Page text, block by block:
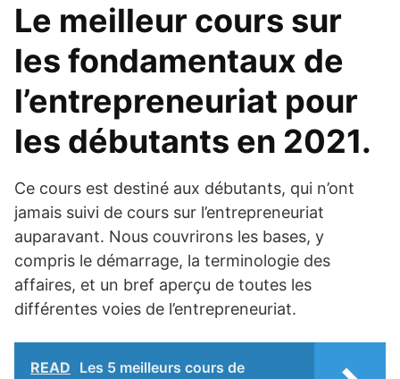
Le meilleur cours sur
les fondamentaux de
l’entrepreneuriat pour
les débutants en 2021.
Ce cours est destiné aux débutants, qui n’ont
jamais suivi de cours sur l’entrepreneuriat
auparavant. Nous couvrirons les bases, y
compris le démarrage, la terminologie des
affaires, et un bref aperçu de toutes les
différentes voies de l’entrepreneuriat.
READ Les 5 meilleurs cours de